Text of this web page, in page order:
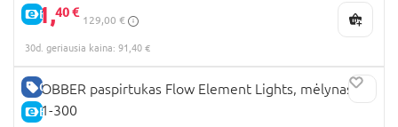
E-KAINA
91,40 €
129,00 €
30d. geriausia kaina: 91,40 €
GERA KAINA
E-KAINA
GLOBBER paspirtukas Flow Element Lights, mėlynas,
721-300